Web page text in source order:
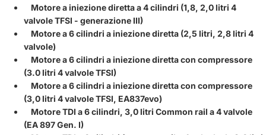
Motore a iniezione diretta a 4 cilindri (1,8, 2,0 litri 4
valvole TFSI - generazione III)
Motore a 6 cilindri a iniezione diretta (2,5 litri, 2,8 litri 4
valvole)
Motore a 6 cilindri a iniezione diretta con compressore
(3.0 litri 4 valvole TFSI)
Motore a 6 cilindri a iniezione diretta con compressore
(3,0 litri 4 valvole TFSI, EA837evo)
Motore TDI a 6 cilindri, 3,0 litri Common rail a 4 valvole
(EA 897 Gen. I)